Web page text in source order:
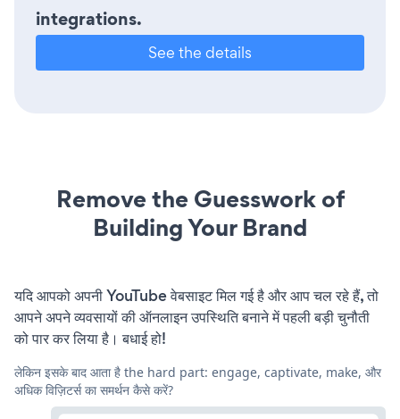
integrations.
See the details
Remove the Guesswork of
Building Your Brand
यदि आपको अपनी YouTube वेबसाइट मिल गई है और आप चल रहे हैं, तो
आपने अपने व्यवसायों की ऑनलाइन उपस्थिति बनाने में पहली बड़ी चुनौती
को पार कर लिया है। बधाई हो!
लेकिन इसके बाद आता है the hard part: engage, captivate, make, और
अधिक विज़िटर्स का समर्थन कैसे करें?